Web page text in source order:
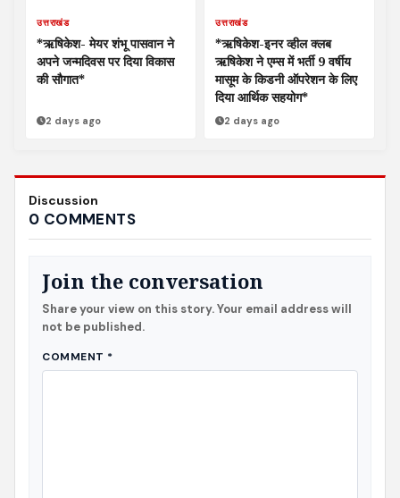
उत्तराखंड
*ऋषिकेश- मेयर शंभू पासवान ने
अपने जन्मदिवस पर दिया विकास
की सौगात*
2 days ago
उत्तराखंड
*ऋषिकेश-इनर व्हील क्लब
ऋषिकेश ने एम्स में भर्ती 9 वर्षीय
मासूम के किडनी ऑपरेशन के लिए
दिया आर्थिक सहयोग*
2 days ago
Discussion
0 COMMENTS
Join the conversation
Share your view on this story. Your email address will
not be published.
COMMENT *